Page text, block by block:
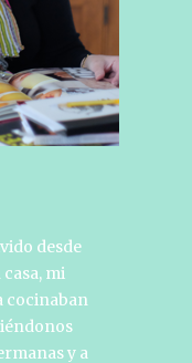
desde
mi
cocinaban
y a